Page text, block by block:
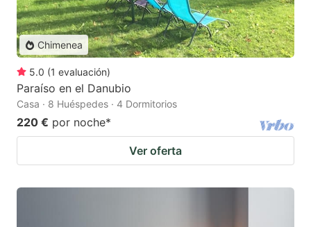
Chimenea
5.0 (1 evaluación)
Paraíso en el Danubio
Casa · 8 Huéspedes · 4 Dormitorios
220 € por noche*
Ver oferta